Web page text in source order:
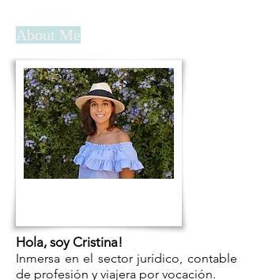
About Me
Hola, soy Cristina!
Inmersa en el sector jurídico, contable
de profesión y viajera por vocación.